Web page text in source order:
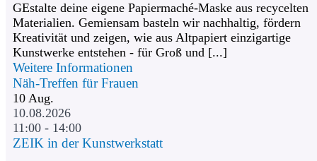
GEstalte deine eigene Papiermaché-Maske aus recycelten
Materialien. Gemiensam basteln wir nachhaltig, fördern
Kreativität und zeigen, wie aus Altpapiert einzigartige
Kunstwerke entstehen - für Groß und [...]
Weitere Informationen
Näh-Treffen für Frauen
10 Aug.
10.08.2026
11:00 - 14:00
ZEIK in der Kunstwerkstatt